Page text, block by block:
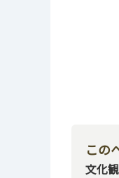
この
文化